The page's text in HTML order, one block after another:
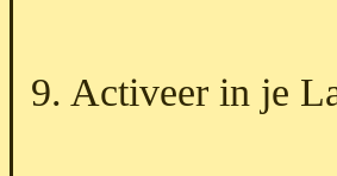
9. Activeer in je